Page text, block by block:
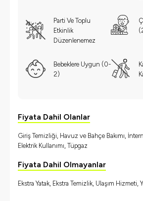
Parti Ve Toplu
Etkinlik
Düzenlenemez
Bebeklere Uygun (0-
2)
Fiyata Dahil Olanlar
Giriş Temizliği, Havuz ve Bahçe Bakımı,
Elektrik Kullanımı, Tüpgaz
Fiyata Dahil Olmayanlar
Ekstra Yatak, Ekstra Temizlik, Ulaşım Hizmeti,